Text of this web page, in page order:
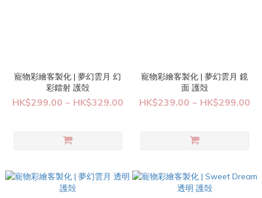
寵物彩繪客製化 | 夢幻雲月 幻
彩鐳射 護殻
HK$299.00 ~ HK$329.00
寵物彩繪客製化 | 夢幻雲月 鏡
面 護殻
HK$239.00 ~ HK$299.00